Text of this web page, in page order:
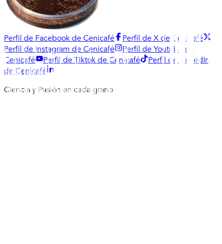
Perfil de Facebook de Cenicafé
Perfil de X de Cenicafé
Perfil de Instagram de Cenicafé
Perfil de Youtube de
Cenicafé
Perfil de Tiktok de Cenicafé
Perfil de LinkedIn
de Cenicafé
Ciencia y Pasión en cada grano